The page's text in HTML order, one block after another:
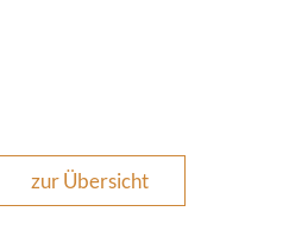
zur Übersicht